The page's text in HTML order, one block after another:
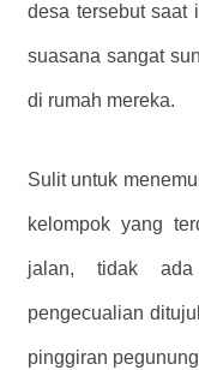
desa tersebut saat
suasana sangat
di rumah mereka.
Sulit untuk
kelompok yang
jalan, tidak
pengecualian
pinggiran